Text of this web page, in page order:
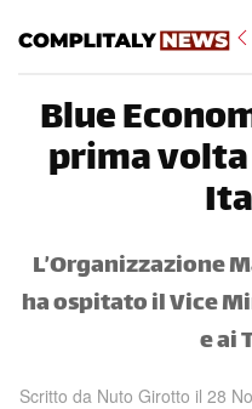
Blue
prima
L’Organizzazione
ha ospitato il Vice
e ai
Scritto da Nuto Girotto il 28